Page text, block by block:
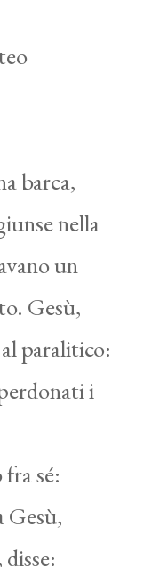
barca,
nella
un
Gesù,
paralitico:
i
sé: